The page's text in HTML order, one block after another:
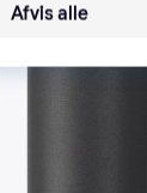
Afvis alle